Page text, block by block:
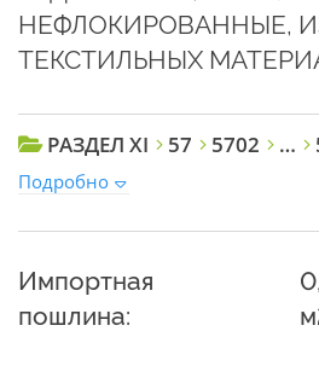
НЕФЛОКИРОВАННЫЕ,
ТЕКСТИЛЬНЫХ
РАЗДЕЛ XI 57 5702 …
Подробно
Импортная
пошлина: